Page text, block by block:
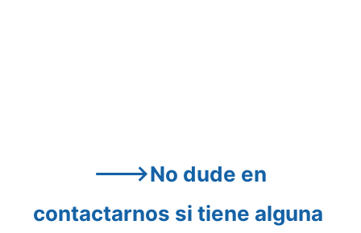
--->No dude en
contactarnos si tiene alguna